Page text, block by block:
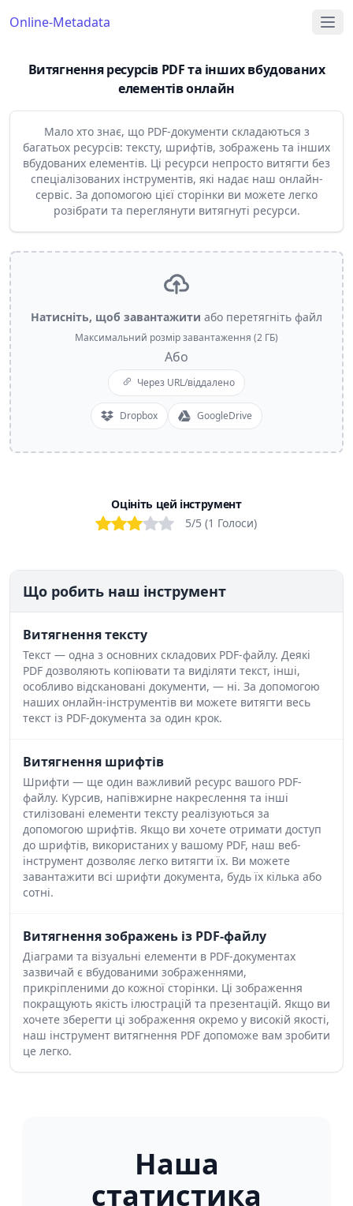
Online-Metadata
Витягнення ресурсів PDF та інших вбудованих
елементів онлайн
Мало хто знає, що PDF-документи складаються з
багатьох ресурсів: тексту, шрифтів, зображень та інших
вбудованих елементів. Ці ресурси непросто витягти без
спеціалізованих інструментів, які надає наш онлайн-
сервіс. За допомогою цієї сторінки ви можете легко
розібрати та переглянути витягнуті ресурси.
Натисніть, щоб завантажити або перетягніть файл
Максимальний розмір завантаження (2 ГБ)
Або
Через URL/віддалено
Dropbox GoogleDrive
Оцініть цей інструмент
BadPoorOKGoodExcellent
5/5 (1 Голоси)
Що робить наш інструмент
Витягнення тексту
Текст — одна з основних складових PDF-файлу. Деякі
PDF дозволяють копіювати та виділяти текст, інші,
особливо відскановані документи, — ні. За допомогою
наших онлайн-інструментів ви можете витягти весь
текст із PDF-документа за один крок.
Витягнення шрифтів
Шрифти — ще один важливий ресурс вашого PDF-
файлу. Курсив, напівжирне накреслення та інші
стилізовані елементи тексту реалізуються за
допомогою шрифтів. Якщо ви хочете отримати доступ
до шрифтів, використаних у вашому PDF, наш веб-
інструмент дозволяє легко витягти їх. Ви можете
завантажити всі шрифти документа, будь їх кілька або
сотні.
Витягнення зображень із PDF-файлу
Діаграми та візуальні елементи в PDF-документах
зазвичай є вбудованими зображеннями,
прикріпленими до кожної сторінки. Ці зображення
покращують якість ілюстрацій та презентацій. Якщо ви
хочете зберегти ці зображення окремо у високій якості,
наш інструмент витягнення PDF допоможе вам зробити
це легко.
Наша
статистика